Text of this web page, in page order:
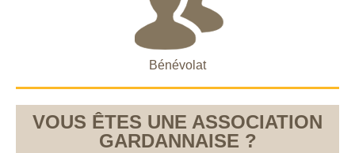
Bénévolat
VOUS ÊTES UNE ASSOCIATION
GARDANNAISE ?